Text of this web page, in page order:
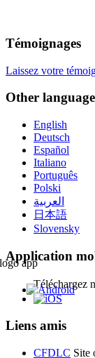
Témoignages
Laissez votre
Other
English
Deutsch
Español
Italiano
Português
Polski
العربية
日本語
Slovensky
Application
Téléchargez
Liens amis
CFDLC Site